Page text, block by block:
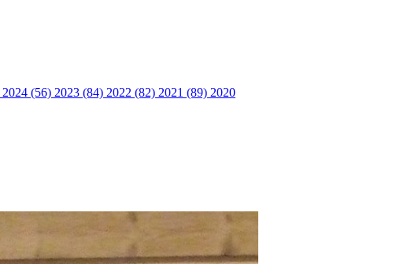
2024 (56) 2023 (84) 2022 (82) 2021 (89) 2020